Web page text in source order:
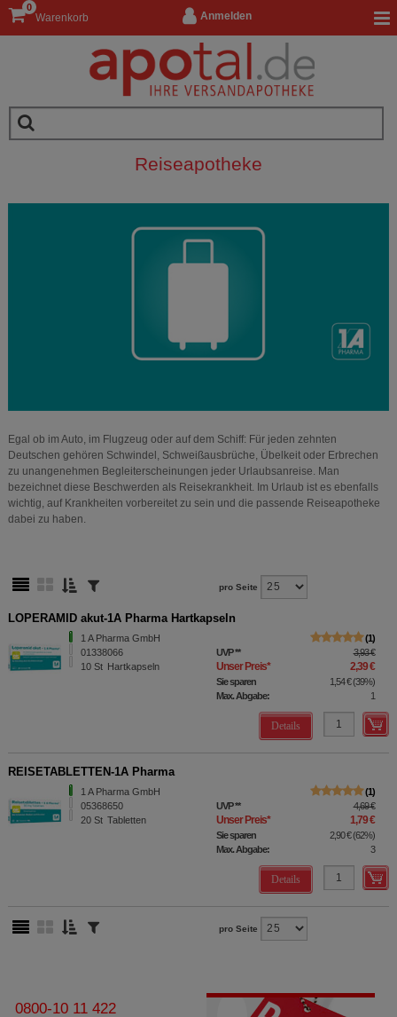
Anmelden
Warenkorb
0
Reiseapotheke
Egal ob im Auto, im Flugzeug oder auf dem Schiff: Für jeden zehnten
Deutschen gehören Schwindel, Schweißausbrüche, Übelkeit oder Erbrechen
zu unangenehmen Begleiterscheinungen jeder Urlaubsanreise. Man
bezeichnet diese Beschwerden als Reisekrankheit. Im Urlaub ist es ebenfalls
wichtig, auf Krankheiten vorbereitet zu sein und die passende Reiseapotheke
dabei zu haben.
pro Seite
LOPERAMID akut-1A Pharma Hartkapseln
1 A Pharma GmbH
01338066
10 St Hartkapseln
1
UVP** 3,93 €
Unser Preis* 2,39 €
Sie sparen 1,54 €(39%)
Max. Abgabe:
1
Details
REISETABLETTEN-1A Pharma
1 A Pharma GmbH
05368650
20 St Tabletten
1
UVP** 4,69 €
Unser Preis* 1,79 €
Sie sparen 2,90 €(62%)
Max. Abgabe:
3
Details
pro Seite
0800-10 11 422